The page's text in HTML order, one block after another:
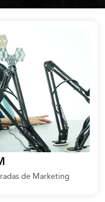
de Marketing